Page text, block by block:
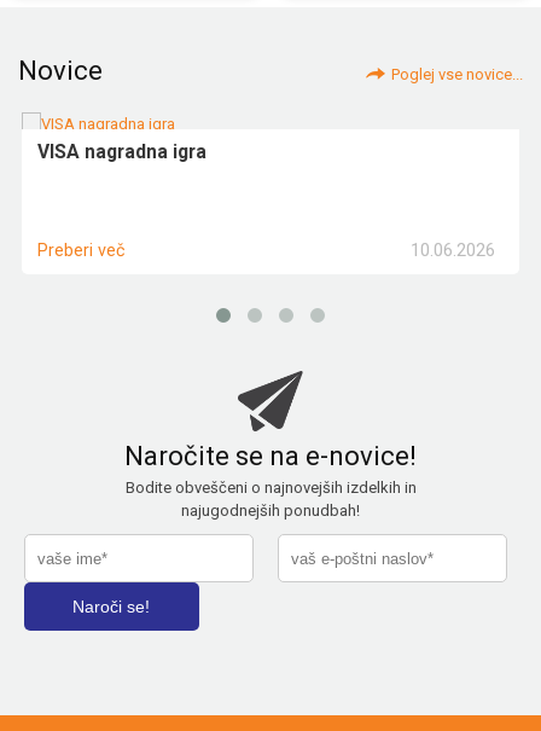
Novice Poglej vse novice...
VISA nagradna igra
10.06.2026
Preberi več
Naročite se na e-novice!
Bodite obveščeni o najnovejših izdelkih in
najugodnejših ponudbah!